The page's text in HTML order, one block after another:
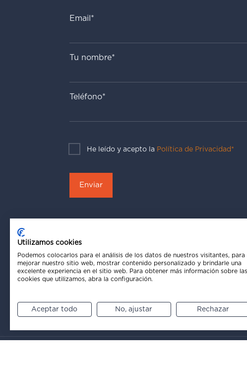
Email*
Tu nombre*
Teléfono*
He leído y acepto la Política de Privacidad*
Utilizamos cookies
Podemos colocarlos para el análisis de los datos de nuestros visitantes, para
mejorar nuestro sitio web, mostrar contenido personalizado y brindarle una
excelente experiencia en el sitio web. Para obtener más información sobre las
cookies que utilizamos, abra la configuración.
Aceptar todo No, ajustar Rechazar